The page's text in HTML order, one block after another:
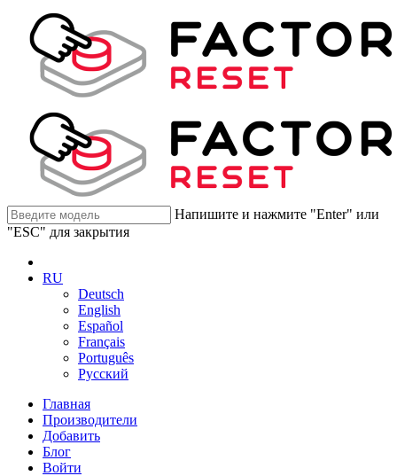
Напишите и нажмите "Enter" или
"ESC" для закрытия
RU
Deutsch
English
Español
Français
Português
Русский
Главная
Производители
Добавить
Блог
Войти